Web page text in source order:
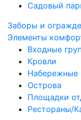
Садовый
Заборы и
Элементы
Входные
Кровли
Набережные
Острова
Площадки
Рестораны/